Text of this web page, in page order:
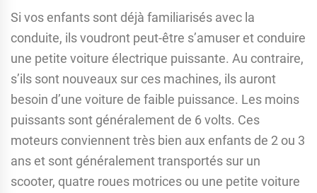
Si vos enfants sont déjà familiarisés avec la
conduite, ils voudront peut-être s’amuser et conduire
une petite voiture électrique puissante. Au contraire,
s’ils sont nouveaux sur ces machines, ils auront
besoin d’une voiture de faible puissance. Les moins
puissants sont généralement de 6 volts. Ces
moteurs conviennent très bien aux enfants de 2 ou 3
ans et sont généralement transportés sur un
scooter, quatre roues motrices ou une petite voiture